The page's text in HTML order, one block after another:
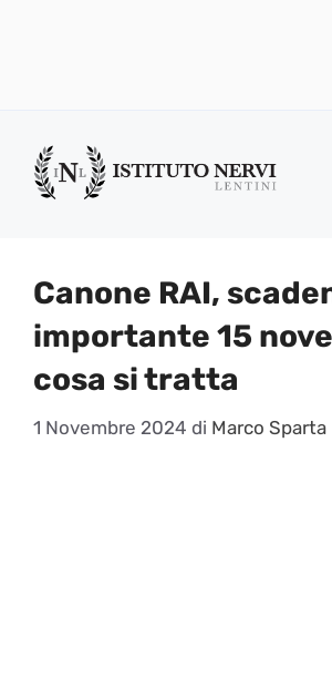
contenuto
Canone RAI,
importante 15
cosa si tratta
1 Novembre 2024 di Marco Sparta